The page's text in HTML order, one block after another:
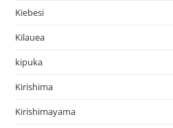
Kiebesi
Kilauea
kipuka
Kirishima
Kirishimayama